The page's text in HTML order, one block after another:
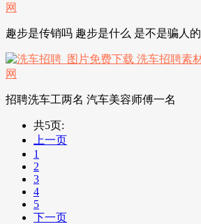
趣步是传销吗 趣步是什么 是不是骗人的
招聘洗车工两名 汽车美容师傅一名
共5页:
上一页
1
2
3
4
5
下一页